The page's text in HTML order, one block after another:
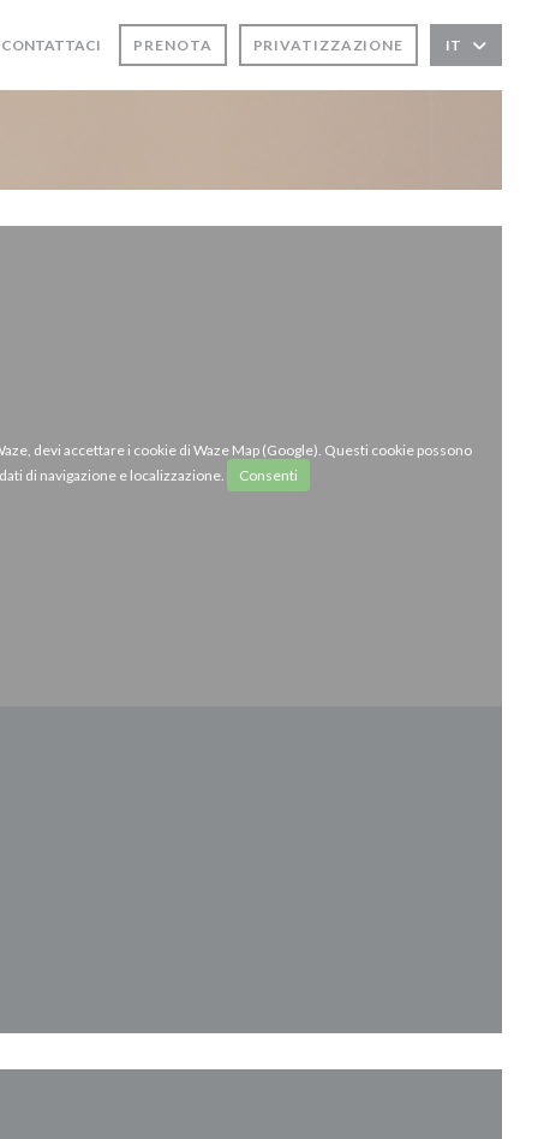
UNA NUOVA FINESTRA))
CONTATTACI PRENOTA PRIVATIZZAZIONE IT
devi accettare i cookie di Waze Map (Google). Questi cookie possono
di navigazione e localizzazione.
Consenti